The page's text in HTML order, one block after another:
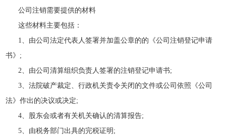
公司注销需要提供的材料
这些材料主要包括：
1、由公司法定代表人签署并加盖公章的的《公司注销登记申请
书》;
2、由公司清算组织负责人签署的注销登记申请书;
3、法院破产裁定、行政机关责令关闭的文件或公司依照《公司
法》作出的决议或决定;
4、股东会或者有关机关确认的清算报告;
5、由税务部门出具的完税证明;